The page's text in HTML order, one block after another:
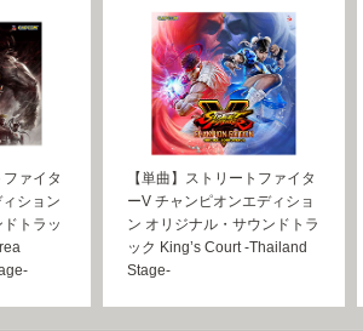
ファイタ
ション
トラッ
【単曲】ストリートファイタ
ーV チャンピオンエディショ
ン オリジナル・サウンドトラ
ック King’s Court -Thailand
Stage-